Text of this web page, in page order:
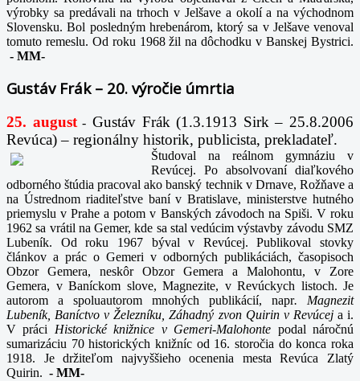
výrobky sa predávali na trhoch v Jelšave a okolí a na východnom
Slovensku. Bol posledným hrebenárom, ktorý sa v Jelšave venoval
tomuto remeslu. Od roku 1968 žil na dôchodku v Banskej Bystrici.
- MM-
Gustáv Frák – 20. výročie úmrtia
25. august- Gustáv Frák (1.3.1913 Sirk – 25.8.2006
Revúca) – regionálny historik, publicista, prekladateľ.
Študoval na reálnom gymnáziu v
Revúcej. Po absolvovaní diaľkového
odborného štúdia pracoval ako banský technik v Drnave, Rožňave a
na Ústrednom riaditeľstve baní v Bratislave, ministerstve hutného
priemyslu v Prahe a potom v Banských závodoch na Spiši. V roku
1962 sa vrátil na Gemer, kde sa stal vedúcim výstavby závodu SMZ
Lubeník. Od roku 1967 býval v Revúcej. Publikoval stovky
článkov a prác o Gemeri v odborných publikáciách, časopisoch
Obzor Gemera, neskôr Obzor Gemera a Malohontu, v Zore
Gemera, v Baníckom slove, Magnezite, v Revúckych listoch. Je
autorom a spoluautorom mnohých publikácií, napr. Magnezit
Lubeník, Baníctvo v Železníku, Záhadný zvon Quirin v Revúcej a i.
V práci Historické knižnice v Gemeri-Malohonte podal náročnú
sumarizáciu 70 historických knižníc od 16. storočia do konca roka
1918. Je držiteľom najvyššieho ocenenia mesta Revúca Zlatý
Quirin. - MM-